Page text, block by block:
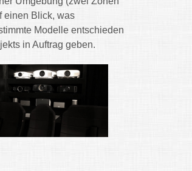
einen Blick, was
Modelle entschieden
in Auftrag geben.